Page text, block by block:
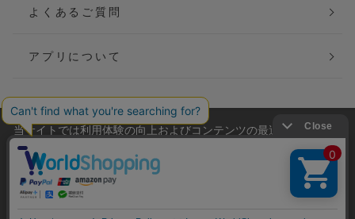
よくあるご質問
アプリについて
会社概要
ご利用規約
当サイトでは利用体験の向上およびコンテンツの最適な提供、ト
ラフィックの分析を目的としてCookieを使用しています。
サイトの閲覧を継続された場合、Cookieの利用に同意したことも
のといたします。
詳細については
をご確認ください。